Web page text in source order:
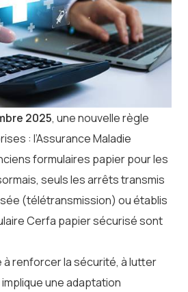
2025, une nouvelle règle
: l’Assurance Maladie
formulaires papier pour les
seuls les arrêts transmis
(télétransmission) ou établis
Cerfa papier sécurisé sont
à renforcer la sécurité, à lutter
une adaptation